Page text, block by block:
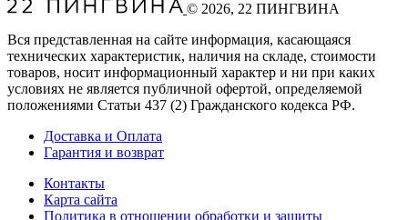
© 2026, 22 ПИНГВИНА
Вся представленная на сайте информация, касающаяся
технических характеристик, наличия на складе, стоимости
товаров, носит информационный характер и ни при каких
условиях не является публичной офертой, определяемой
положениями Статьи 437 (2) Гражданского кодекса РФ.
Доставка и Оплата
Гарантия и возврат
Контакты
Карта сайта
Политика в отношении обработки и защиты